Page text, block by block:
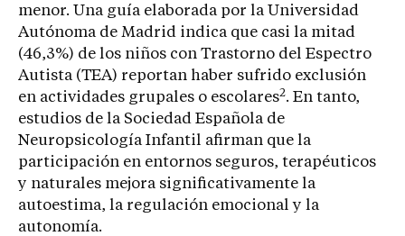
menor. Una guía elaborada por la Universidad
Autónoma de Madrid indica que casi la mitad
(46,3%) de los niños con Trastorno del Espectro
Autista (TEA) reportan haber sufrido exclusión
en actividades grupales o escolares2. En tanto,
estudios de la Sociedad Española de
Neuropsicología Infantil afirman que la
participación en entornos seguros, terapéuticos
y naturales mejora significativamente la
autoestima, la regulación emocional y la
autonomía.